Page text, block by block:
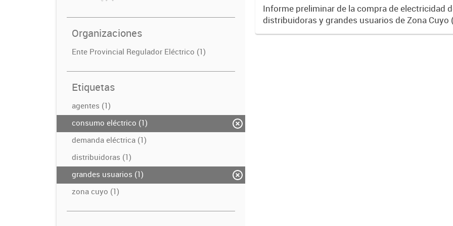
Organizaciones
Ente Provincial Regulador Eléctrico (1)
Etiquetas
agentes (1)
consumo eléctrico (1)
demanda eléctrica (1)
distribuidoras (1)
grandes usuarios (1)
zona cuyo (1)
Informe preliminar de la compra de electricidad
distribuidoras y grandes usuarios de Zona Cuyo
Juan) al Mercado Eléctrico Mayorista. Las